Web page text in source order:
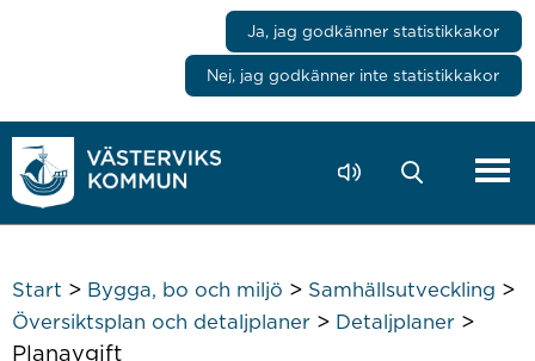
Ja, jag godkänner statistikkakor
Nej, jag godkänner inte statistikkakor
Start > Bygga, bo och miljö > Samhällsutveckling >
Översiktsplan och detaljplaner> Detaljplaner>
Planavgift